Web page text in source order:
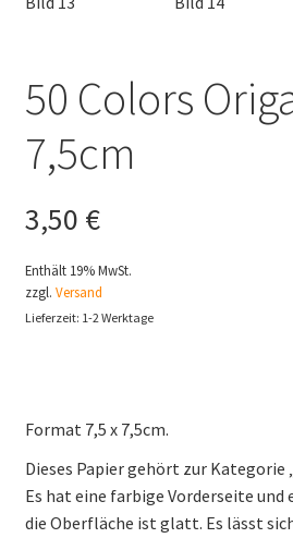
50 Colors
7,5cm
3,50 €
Enthält 19% MwSt.
zzgl. Versand
Lieferzeit: 1-2 Werktage
Format 7,5 x 7,5cm.
Dieses Papier gehört zur Kategorie
Es hat eine farbige Vorderseite und
die Oberfläche ist glatt. Es lässt